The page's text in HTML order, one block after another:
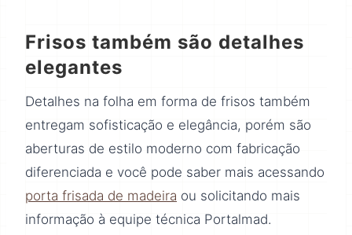
Frisos também são detalhes
elegantes
Detalhes na folha em forma de frisos também
entregam sofisticação e elegância, porém são
aberturas de estilo moderno com fabricação
diferenciada e você pode saber mais acessando
porta frisada de madeira ou solicitando mais
informação à equipe técnica Portalmad.